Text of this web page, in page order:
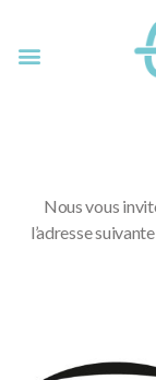
Nous vous
l’adresse